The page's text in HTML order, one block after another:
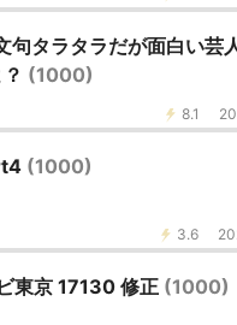
句タラタラだが面白い芸
(1000)
8.1
(1000)
3.6
東京 17130 修正 (1000)